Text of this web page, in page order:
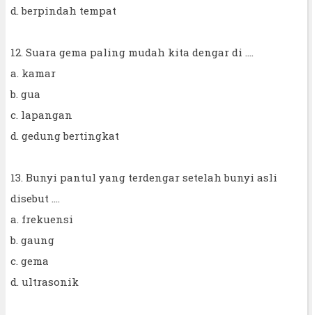
d. berpindah tempat
12. Suara gema paling mudah kita dengar di ....
a. kamar
b. gua
c. lapangan
d. gedung bertingkat
13. Bunyi pantul yang terdengar setelah bunyi asli
disebut ....
a. frekuensi
b. gaung
c. gema
d. ultrasonik